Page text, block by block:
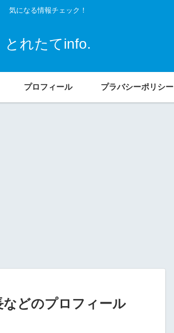
気になる情報チェック！
とれたてinfo.
プロフィール プラバシーポリシー
などのプロフィール